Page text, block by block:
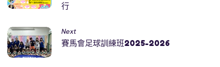
行
Next
賽馬會足球訓練班2025-2026